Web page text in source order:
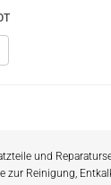
und
zur Reinigung,